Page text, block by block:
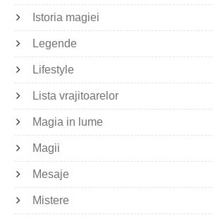
Istoria magiei
Legende
Lifestyle
Lista vrajitoarelor
Magia in lume
Magii
Mesaje
Mistere